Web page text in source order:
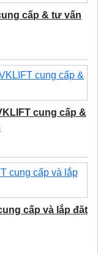
cấp & tư vấn
cung cấp &
cấp và lắp đặt